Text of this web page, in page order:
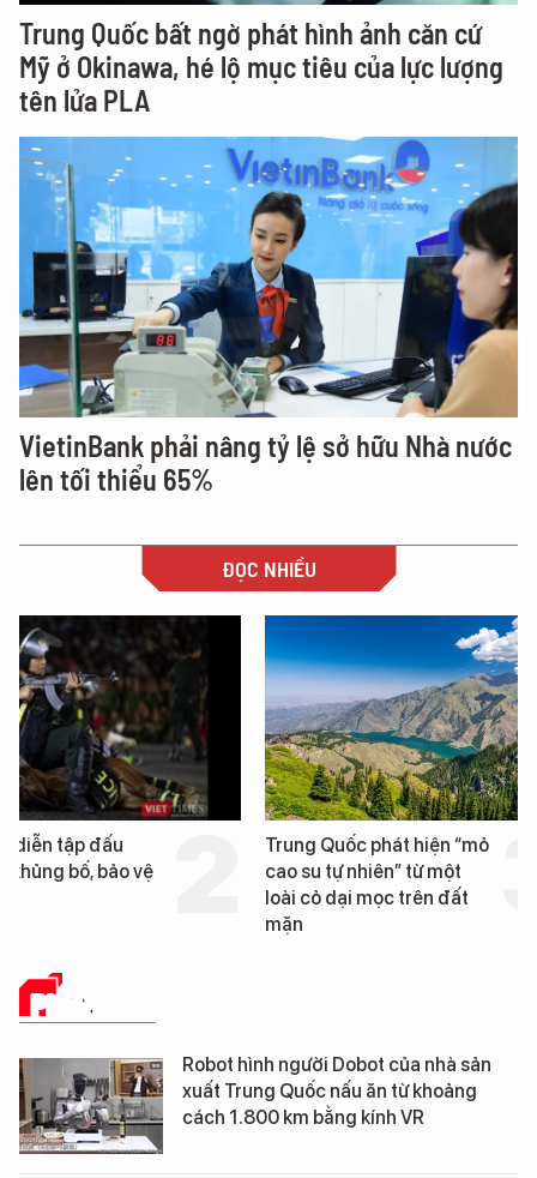
Trung Quốc bất ngờ phát hình ảnh căn cứ
Mỹ ở Okinawa, hé lộ mục tiêu của lực lượng
tên lửa PLA
VietinBank phải nâng tỷ lệ sở hữu Nhà nước
lên tối thiểu 65%
ĐỌC NHIỀU
Trung Quốc phát hiện “mỏ
cao su tự nhiên” từ một
Loạt dự án bất động
Đà Nẵng sắp bị kiểm
PHÂN TÍCH
Robot hình người Dobot của nhà sản
xuất Trung Quốc nấu ăn từ khoảng
cách 1.800 km bằng kính VR